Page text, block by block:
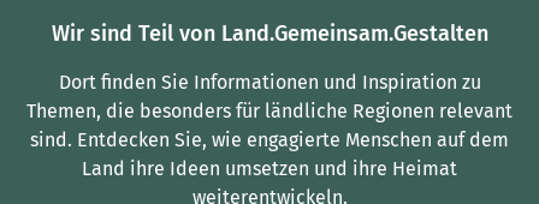
Wir sind Teil von Land.Gemeinsam.Gestalten
Dort finden Sie Informationen und Inspiration zu
Themen, die besonders für ländliche Regionen relevant
sind. Entdecken Sie, wie engagierte Menschen auf dem
Land ihre Ideen umsetzen und ihre Heimat
weiterentwickeln.